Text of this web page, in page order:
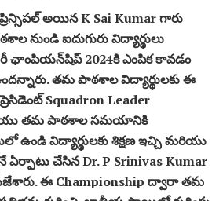
అయిన K Sai Kumar గారు
నుండి ఐదుగురు విద్యార్థులు
2024కి ఎంపిక కావడం
తమ పాఠశాల విద్యార్థులకు ఈ
Squadron Leader
తమ పాఠశాల సమయానికి
ఉండి విద్యార్థులకు శిక్షణ ఇచ్చి మరియు
చేసిన Dr. P Srinivas Kumar
ఈ Championship ద్వారా తమ